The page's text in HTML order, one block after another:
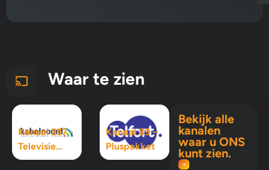
Waar te zien
Kanaal 257 -
Televisie
Maximaal
Kanaal 89 –
Pluspakket
Bekijk alle
kanalen
waar u ONS
kunt zien.